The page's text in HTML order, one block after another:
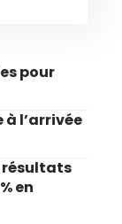
pour
à l’arrivée
résultats
en